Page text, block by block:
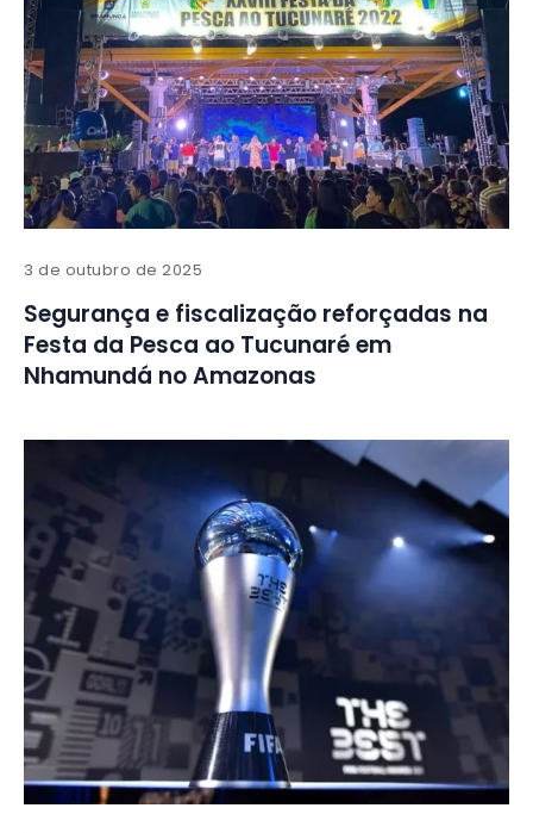
3 de outubro de 2025
Segurança e fiscalização reforçadas na
Festa da Pesca ao Tucunaré em
Nhamundá no Amazonas